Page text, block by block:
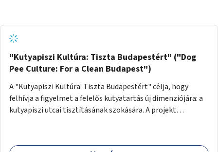
"Kutyapiszi Kultúra: Tiszta Budapestért" ("Dog
Pee Culture: For a Clean Budapest")
A "Kutyapiszi Kultúra: Tiszta Budapestért" célja, hogy
felhívja a figyelmet a felelős kutyatartás új dimenziójára: a
kutyapiszi utcai tisztításának szokására. A projekt
palack vízzel öblítsék le azt, ezzel hozzájárulva a tiszta,